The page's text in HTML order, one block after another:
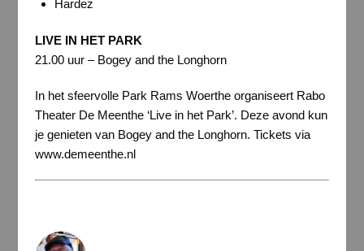
Hardez
LIVE IN HET PARK
21.00 uur – Bogey and the Longhorn
In het sfeervolle Park Rams Woerthe organiseert Rabo
Theater De Meenthe ‘Live in het Park’. Deze avond kun
je genieten van Bogey and the Longhorn. Tickets via
www.demeenthe.nl